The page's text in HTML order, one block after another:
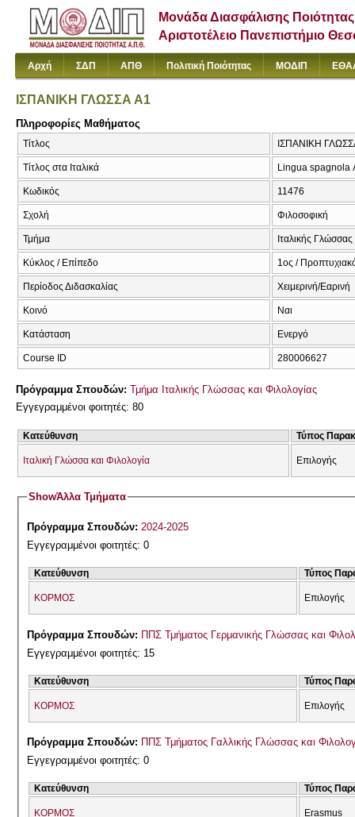
Μονάδα Διασφάλισης Ποιότητας
Αριστοτέλειο Πανεπιστήμιο
Αρχή ΣΔΠ ΑΠΘ Πολιτική Ποιότητας ΜΟΔΙΠ
ΙΣΠΑΝΙΚΗ ΓΛΩΣΣΑ Α1
Πληροφορίες Μαθήματος
Τίτλος ΙΣΠΑΝΙΚΗ
Τίτλος στα Ιταλικά Lingua spagnola
Κωδικός 11476
Σχολή Φιλοσοφική
Τμήμα Ιταλικής
Κύκλος / Επίπεδο 1ος /
Περίοδος Διδασκαλίας Χειμερινή/Εαρινή
Κοινό Ναι
Κατάσταση Ενεργό
Course ID 280006627
Πρόγραμμα Σπουδών: Τμήμα Ιταλικής Γλώσσας και Φιλολογίας
Εγγεγραμμένοι φοιτητές: 80
Κατεύθυνση Τύπος
Ιταλική Γλώσσα και Φιλολογία Επιλογής
ShowΆλλα Τμήματα
Πρόγραμμα Σπουδών:2024-2025
Εγγεγραμμένοι φοιτητές: 0
Κατεύθυνση Τύπος
ΚΟΡΜΟΣ Επιλογής
Πρόγραμμα Σπουδών: ΠΠΣ Τμήματος Γερμανικής Γλώσσας και
Εγγεγραμμένοι φοιτητές: 15
Κατεύθυνση Τύπος
ΚΟΡΜΟΣ Επιλογής
Πρόγραμμα Σπουδών: ΠΠΣ Τμήματος Γαλλικής Γλώσσας και
Εγγεγραμμένοι φοιτητές: 0
Κατεύθυνση Τύπος
ΚΟΡΜΟΣ Erasmus